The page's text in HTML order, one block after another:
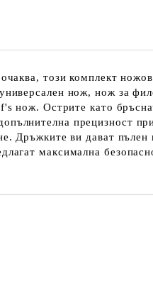
този комплект
нож, нож за
нож. Острите като
прецизност
Дръжките ви дават пълен
максимална